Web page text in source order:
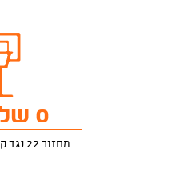
0 שלשות
מחזור 22 נגד קריית אתא בחוץ